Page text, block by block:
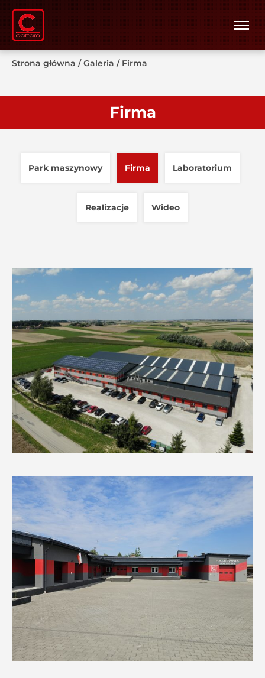
Strona główna /Galeria / Firma
Firma
Park maszynowy Firma Laboratorium
Realizacje Wideo